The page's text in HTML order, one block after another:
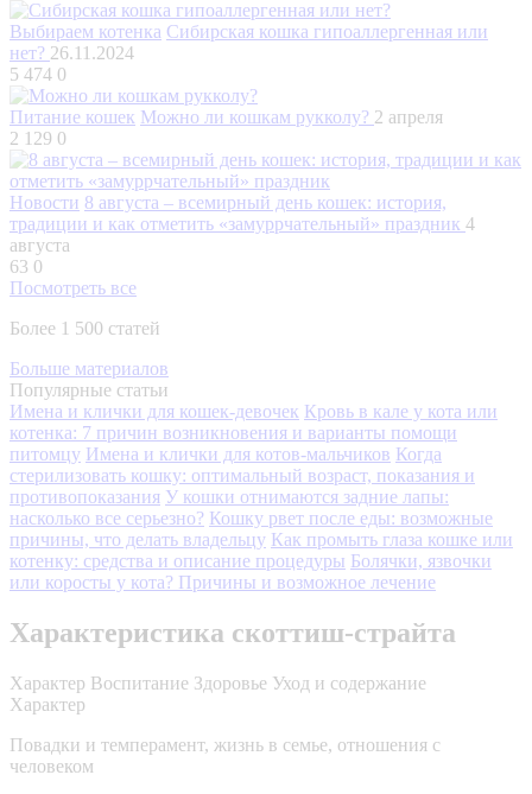
Выбираем котенка Сибирская кошка гипоаллергенная или
нет? 26.11.2024
5 474 0
Питание кошек Можно ли кошкам рукколу? 2 апреля
2 129 0
Новости 8 августа – всемирный день кошек: история,
традиции и как отметить «замуррчательный» праздник 4
августа
63 0
Посмотреть все
Более 1 500 статей
Больше материалов
Популярные статьи
Имена и клички для кошек-девочек Кровь в кале у кота или
котенка: 7 причин возникновения и варианты помощи
питомцу Имена и клички для котов-мальчиков Когда
стерилизовать кошку: оптимальный возраст, показания и
противопоказания У кошки отнимаются задние лапы:
насколько все серьезно? Кошку рвет после еды: возможные
причины, что делать владельцу Как промыть глаза кошке или
котенку: средства и описание процедуры Болячки, язвочки
или коросты у кота? Причины и возможное лечение
Характеристика скоттиш-страйта
Характер Воспитание Здоровье Уход и содержание
Характер
Повадки и темперамент, жизнь в семье, отношения с
человеком